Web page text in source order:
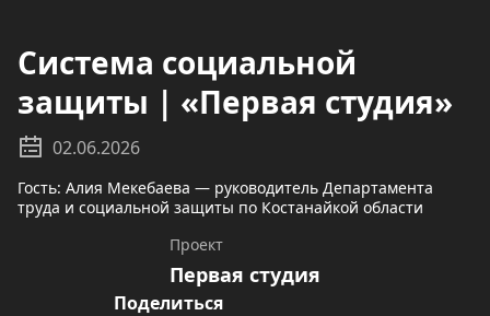
Система социальной
защиты | «Первая студия»
02.06.2026
Гость: Алия Мекебаева — руководитель Департамента
труда и социальной защиты по Костанайкой области
Проект
Первая студия
Поделиться